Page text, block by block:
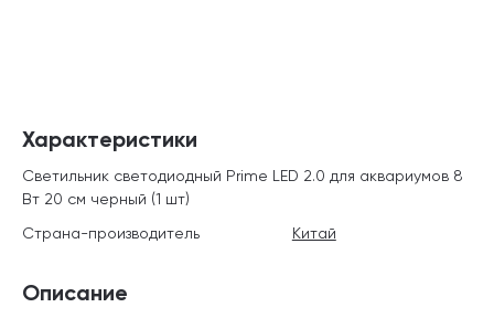
Описание
Характеристики
Светильник светодиодный Prime LED 2.0 для аквариумов 8
Вт 20 см черный (1 шт)
Страна-производитель
Китай